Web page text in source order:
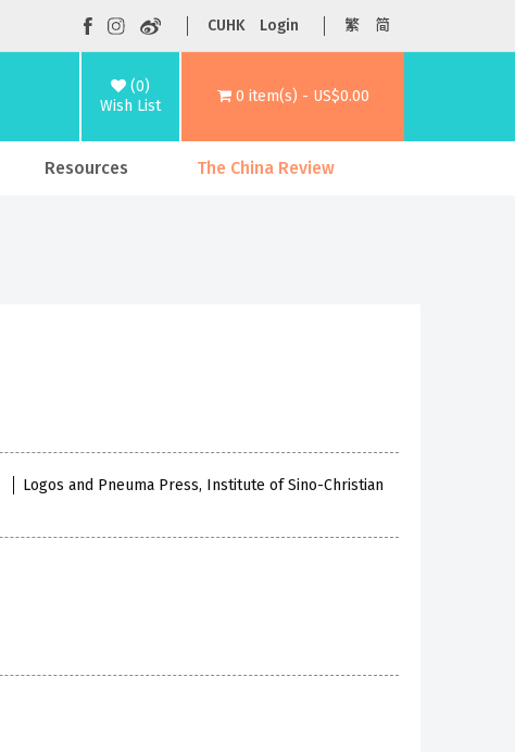
CUHK Login 繁 简
(0)
Wish List
0 item(s) - US$0.00
Resources The China Review
Logos and Pneuma Press, Institute of Sino-Christian